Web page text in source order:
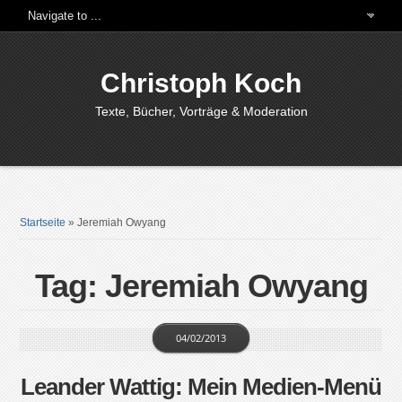
Christoph Koch
Texte, Bücher, Vorträge & Moderation
Startseite »Jeremiah Owyang
Tag: Jeremiah Owyang
Leander Wattig: Mein Medien-Menü
04/02/2013